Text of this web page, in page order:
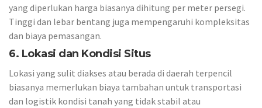
yang diperlukan harga biasanya dihitung per meter persegi.
Tinggi dan lebar bentang juga mempengaruhi kompleksitas
dan biaya pemasangan.
6. Lokasi dan Kondisi Situs
Lokasi yang sulit diakses atau berada di daerah terpencil
biasanya memerlukan biaya tambahan untuk transportasi
dan logistik kondisi tanah yang tidak stabil atau